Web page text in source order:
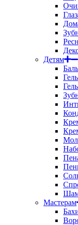
Детям
Мастерам